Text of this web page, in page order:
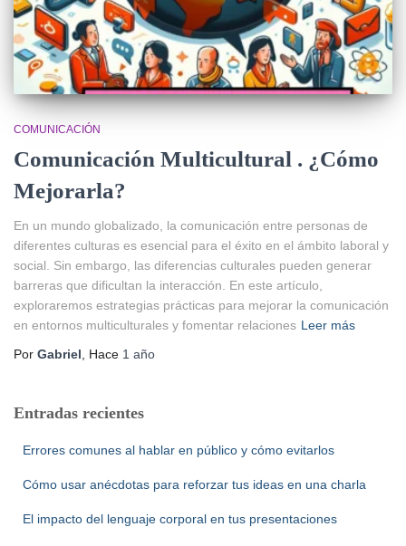
COMUNICACIÓN
Comunicación Multicultural . ¿Cómo
Mejorarla?
En un mundo globalizado, la comunicación entre personas de
diferentes culturas es esencial para el éxito en el ámbito laboral y
social. Sin embargo, las diferencias culturales pueden generar
barreras que dificultan la interacción. En este artículo,
exploraremos estrategias prácticas para mejorar la comunicación
en entornos multiculturales y fomentar relaciones Leer más
Por Gabriel , Hace 1 año
Entradas recientes
Errores comunes al hablar en público y cómo evitarlos
Cómo usar anécdotas para reforzar tus ideas en una charla
El impacto del lenguaje corporal en tus presentaciones